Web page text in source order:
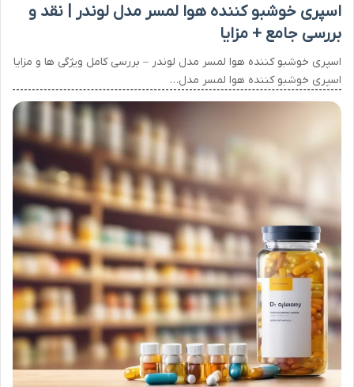
اسپری خوشبو کننده هوا لمسر مدل لوندر | نقد و
بررسی جامع + مزایا
اسپری خوشبو کننده هوا لمسر مدل لوندر – بررسی کامل ویژگی ها و مزایا
اسپری خوشبو کننده هوا لمسر مدل…